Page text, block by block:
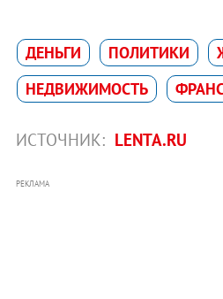
ДЕНЬГИ ПОЛИТИКИ
НЕДВИЖИМОСТЬ
ИСТОЧНИК: LENTA.RU
РЕКЛАМА